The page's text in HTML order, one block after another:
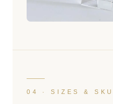
04 · SIZES & SKU